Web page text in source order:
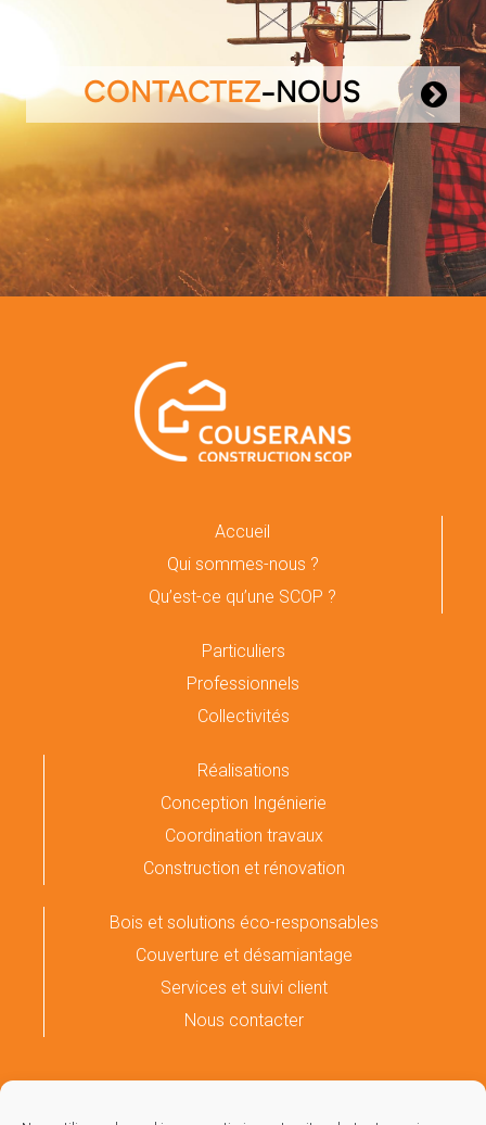
CONTACTEZ-NOUS
Accueil
Qui sommes-nous ?
Qu’est-ce qu’une SCOP ?
Particuliers
Professionnels
Collectivités
Réalisations
Conception Ingénierie
Coordination travaux
Construction et rénovation
Bois et solutions éco-responsables
Couverture et désamiantage
Services et suivi client
Nous contacter